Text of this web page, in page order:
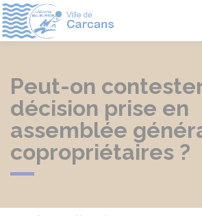
Peut-on
décision prise en
assemblée
copropriétaires ?